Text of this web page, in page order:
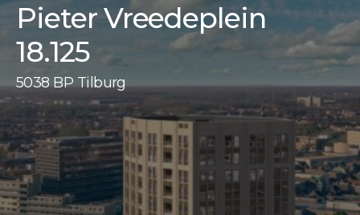
Pieter Vreedeplein
18.125
5038 BP Tilburg